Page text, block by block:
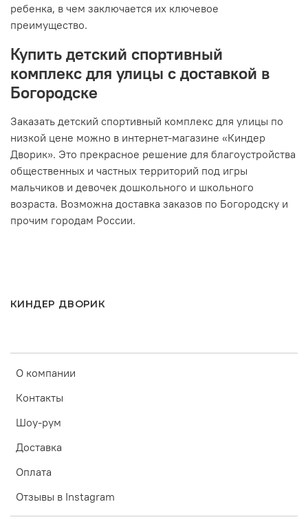
ребенка, в чем заключается их ключевое
преимущество.
Купить детский спортивный
комплекс для улицы с доставкой в
Богородске
Заказать детский спортивный комплекс для улицы по
низкой цене можно в интернет-магазине «Киндер
Дворик». Это прекрасное решение для благоустройства
общественных и частных территорий под игры
мальчиков и девочек дошкольного и школьного
возраста. Возможна доставка заказов по Богородску и
прочим городам России.
КИНДЕР ДВОРИК
О компании
Контакты
Шоу-рум
Доставка
Оплата
Отзывы в Instagram